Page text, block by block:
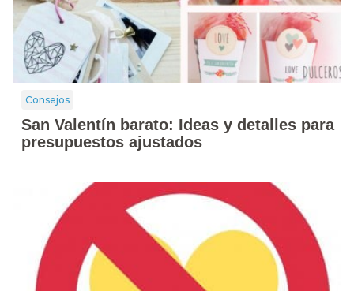
Consejos
San Valentín barato: Ideas y detalles para
presupuestos ajustados